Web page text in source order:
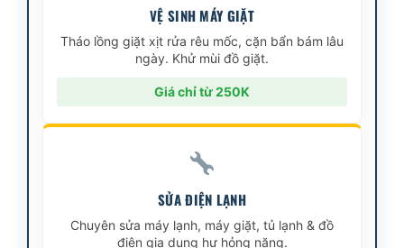
VỆ SINH MÁY GIẶT
Tháo lồng giặt xịt rửa rêu mốc, cặn bẩn bám lâu
ngày. Khử mùi đồ giặt.
Giá chỉ từ 250K
SỬA ĐIỆN LẠNH
Chuyên sửa máy lạnh, máy giặt, tủ lạnh & đồ
điện gia dụng hư hỏng nặng.